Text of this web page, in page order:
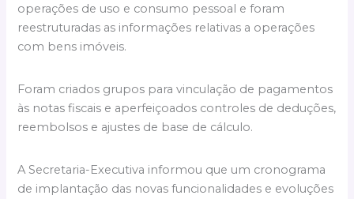
operações de uso e consumo pessoal e foram
reestruturadas as informações relativas a operações
com bens imóveis.
Foram criados grupos para vinculação de pagamentos
às notas fiscais e aperfeiçoados controles de deduções,
reembolsos e ajustes de base de cálculo.
A Secretaria-Executiva informou que um cronograma
de implantação das novas funcionalidades e evoluções